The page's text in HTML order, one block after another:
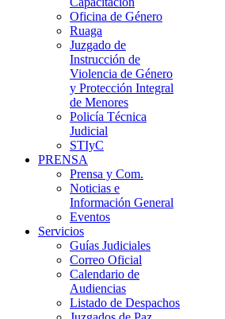
Oficina de Género
Ruaga
Juzgado de
Instrucción de
Violencia de Género
y Protección Integral
de Menores
Policía Técnica
Judicial
STIyC
PRENSA
Prensa y Com.
Noticias e
Información General
Eventos
Servicios
Guías Judiciales
Correo Oficial
Calendario de
Audiencias
Listado de Despachos